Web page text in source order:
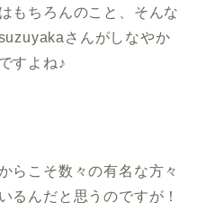
もちろんのこと、そんな
さんがしなやか
すよね♪
らこそ数々の有名な方々
るんだと思うのですが！